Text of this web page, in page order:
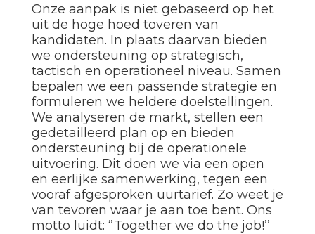
Onze aanpak is niet gebaseerd op het
uit de hoge hoed toveren van
kandidaten. In plaats daarvan bieden
we ondersteuning op strategisch,
tactisch en operationeel niveau. Samen
bepalen we een passende strategie en
formuleren we heldere doelstellingen.
We analyseren de markt, stellen een
gedetailleerd plan op en bieden
ondersteuning bij de operationele
uitvoering. Dit doen we via een open
en eerlijke samenwerking, tegen een
vooraf afgesproken uurtarief. Zo weet je
van tevoren waar je aan toe bent. Ons
motto luidt: ‘’Together we do the job!’’